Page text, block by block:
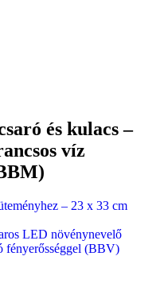
és kulacs –
víz
– 23 x 33 cm
LED növénynevelő
fényerősséggel (BBV)